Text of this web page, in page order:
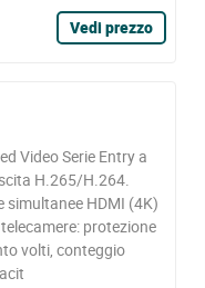
Vedi prezzo
Video Serie Entry a
H.265/H.264.
HDMI (4K)
protezione
volti, conteggio